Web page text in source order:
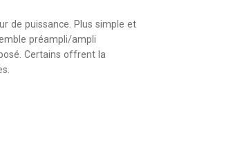
de puissance . Plus simple et
préampli/ampli
Certains offrent la